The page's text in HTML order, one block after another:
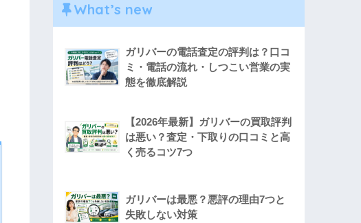
What’s new
ガリバーの電話査定の評判は？口コ
ミ・電話の流れ・しつこい営業の実
態を徹底解説
【2026年最新】ガリバーの買取評判
は悪い？査定・下取りの口コミと高
く売るコツ7つ
ガリバーは最悪？悪評の理由7つと
失敗しない対策